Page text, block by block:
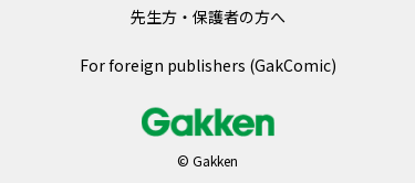
先生方・保護者の方へ
For foreign publishers (GakComic)
© Gakken